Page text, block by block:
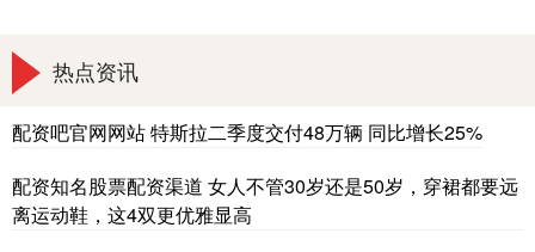
热点资讯
配资吧官网网站 特斯拉二季度交付48万辆 同比增长25%
配资知名股票配资渠道 女人不管30岁还是50岁，穿裙都要远
离运动鞋，这4双更优雅显高